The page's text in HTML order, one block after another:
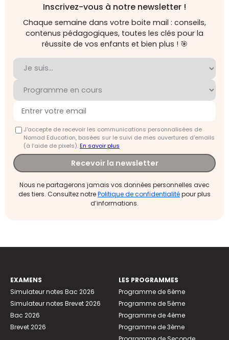
Inscrivez-vous à notre newsletter !
Chaque semaine dans votre boite mail : conseils,
contenus pédagogiques, toutes les clés pour la
réussite de vos enfants et bien plus ! 🎯
J'accepte de recevoir les communications personnalisées de
Nomad Education, basées sur le suivi de mes ouvertures d'emails
(à l’aide de pixels).En savoir plus
Recevoir la newsletter
Nous ne partagerons jamais vos données personnelles avec
des tiers. Consultez notrePolitique de confidentialitépour plus
d’informations.
EXAMENS
Simulateur notes Bac 2026
Simulateur notes Brevet 2026
Bac 2026
Brevet 2026
LES PROGRAMMES
Programme de 6ème
Programme de 5ème
Programme de 4ème
Programme de 3ème